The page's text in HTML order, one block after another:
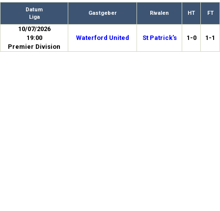
Datum
Liga
Gastgeber Rivalen HT FT
10/07/2026
19:00
Premier Division
Waterford United St Patrick's 1-0 1-1